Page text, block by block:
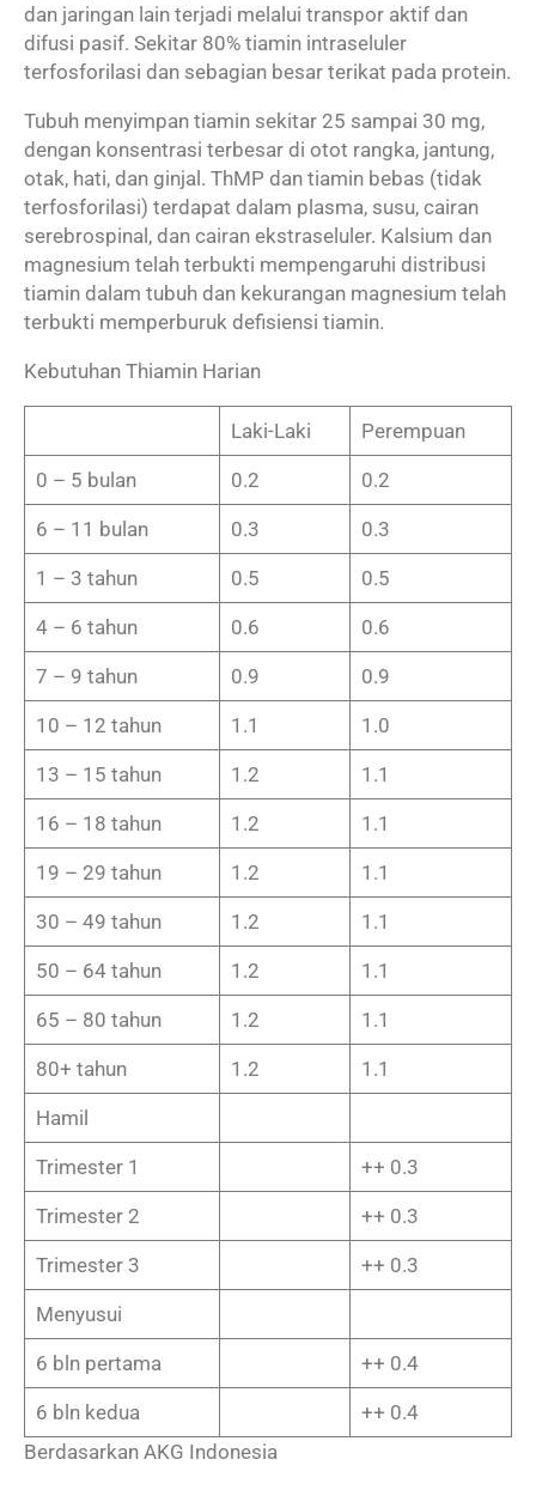
dan jaringan lain terjadi melalui transpor aktif dan
difusi pasif. Sekitar 80% tiamin intraseluler
terfosforilasi dan sebagian besar terikat pada protein.
Tubuh menyimpan tiamin sekitar 25 sampai 30 mg,
dengan konsentrasi terbesar di otot rangka, jantung,
otak, hati, dan ginjal. ThMP dan tiamin bebas (tidak
terfosforilasi) terdapat dalam plasma, susu, cairan
serebrospinal, dan cairan ekstraseluler. Kalsium dan
magnesium telah terbukti mempengaruhi distribusi
tiamin dalam tubuh dan kekurangan magnesium telah
terbukti memperburuk defisiensi tiamin.
Kebutuhan Thiamin Harian
Laki-Laki Perempuan
0 – 5 bulan 0.2 0.2
6 – 11 bulan 0.3 0.3
1 – 3 tahun 0.5 0.5
4 – 6 tahun 0.6 0.6
7 – 9 tahun 0.9 0.9
10 – 12 tahun 1.1 1.0
13 – 15 tahun 1.2 1.1
16 – 18 tahun 1.2 1.1
19 – 29 tahun 1.2 1.1
30 – 49 tahun 1.2 1.1
50 – 64 tahun 1.2 1.1
65 – 80 tahun 1.2 1.1
80+ tahun 1.2 1.1
Hamil
Trimester 1 ++ 0.3
Trimester 2 ++ 0.3
Trimester 3 ++ 0.3
Menyusui
6 bln pertama ++ 0.4
6 bln kedua
++ 0.4
Berdasarkan AKG Indonesia